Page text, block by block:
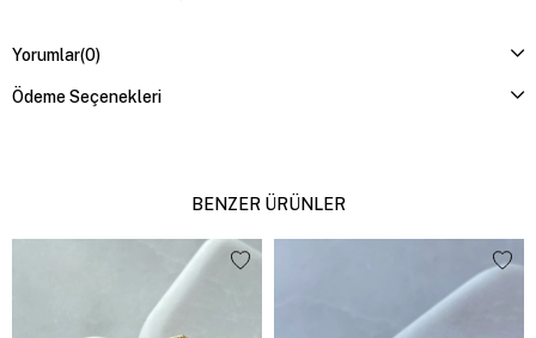
Yorumlar(0)
Ödeme Seçenekleri
BENZER ÜRÜNLER